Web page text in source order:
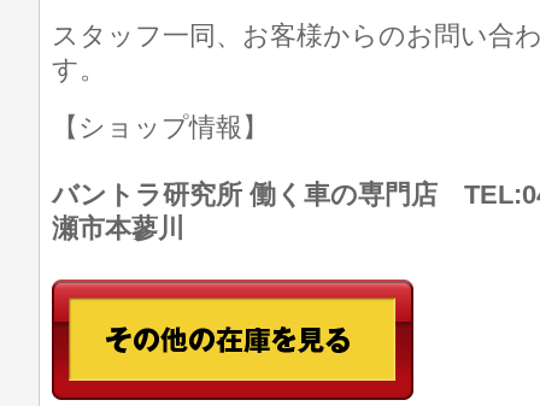
スタッフ一同、お客様からのお問い合
す。
【ショップ情報】
バントラ研究所 働く車の専門店
瀬市本蓼川